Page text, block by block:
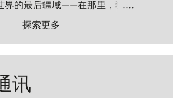
界的最后疆域——在那里，狂风
雕琢着自然，而百内塔（Torres
宛如石砌的哨兵，傲然向苍穹发
起挑战。
....
探索更多
讯